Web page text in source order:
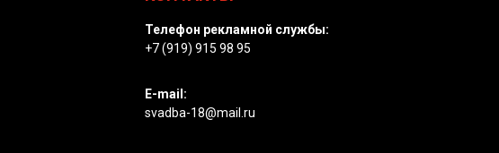
Телефон рекламной службы:
+7 (919) 915 98 95
E-mail:
svadba-18@mail.ru